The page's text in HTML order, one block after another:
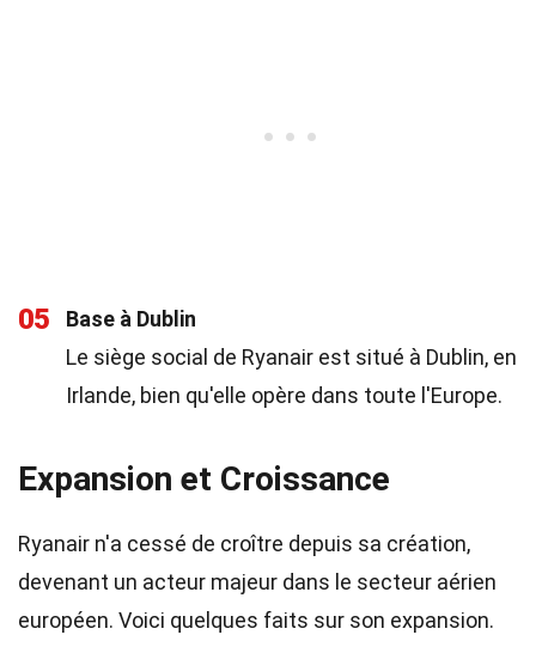
05
Base à Dublin
Le siège social de Ryanair est situé à Dublin, en
Irlande, bien qu'elle opère dans toute l'Europe.
Expansion et Croissance
Ryanair n'a cessé de croître depuis sa création,
devenant un acteur majeur dans le secteur aérien
européen. Voici quelques faits sur son expansion.